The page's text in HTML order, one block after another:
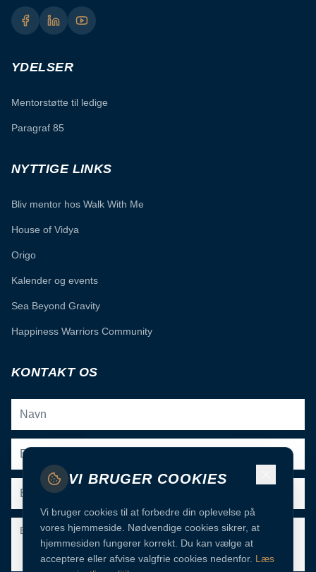
YDELSER
Mentorstøtte til ledige
Paragraf 85
NYTTIGE LINKS
Bliv mentor hos Walk With Me
House of Vidya
Origo
Kalender og events
Sea Beyond Gravity
Happiness Warriors Community
KONTAKT OS
VI BRUGER COOKIES
Vi bruger cookies til at forbedre din oplevelse på
vores hjemmeside. Nødvendige cookies sikrer, at
hjemmesiden fungerer korrekt. Du kan vælge at
acceptere eller afvise valgfrie cookies nedenfor. Læs